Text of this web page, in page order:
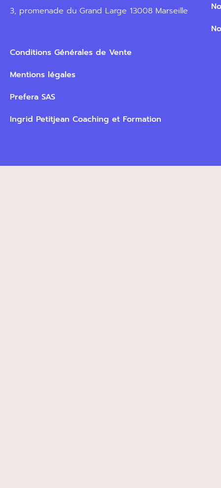
3, promenade du Grand Large 13008 Marseille
Conditions Générales de Vente
Mentions légales
Prefera SAS
Ingrid Petitjean Coaching et Formation